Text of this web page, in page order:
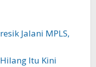
Jalani MPLS,
Itu Kini